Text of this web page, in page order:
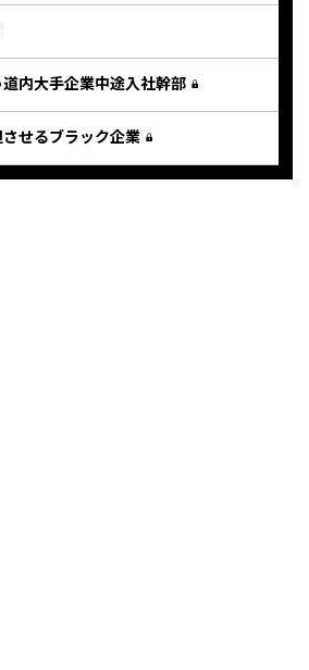
内大手企業中途入社幹部
せるブラック企業